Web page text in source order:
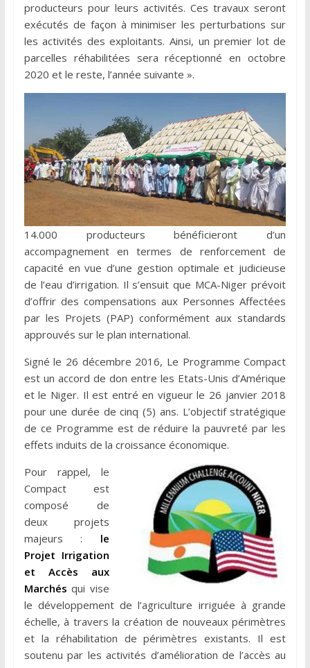
producteurs pour leurs activités. Ces travaux seront
exécutés de façon à minimiser les perturbations sur
les activités des exploitants. Ainsi, un premier lot de
parcelles réhabilitées sera réceptionné en octobre
2020 et le reste, l’année suivante ».
14.000 producteurs bénéficieront d’un
accompagnement en termes de renforcement de
capacité en vue d’une gestion optimale et judicieuse
de l’eau d’irrigation. Il s’ensuit que MCA-Niger prévoit
d’offrir des compensations aux Personnes Affectées
par les Projets (PAP) conformément aux standards
approuvés sur le plan international.
Signé le 26 décembre 2016, Le Programme Compact
est un accord de don entre les Etats-Unis d’Amérique
et le Niger. Il est entré en vigueur le 26 janvier 2018
pour une durée de cinq (5) ans. L’objectif stratégique
de ce Programme est de réduire la pauvreté par les
effets induits de la croissance économique.
Pour rappel, le
Compact est
composé de
deux projets
majeurs : le
Projet Irrigation
et Accès aux
Marchésqui vise
le développement de l’agriculture irriguée à grande
échelle, à travers la création de nouveaux périmètres
et la réhabilitation de périmètres existants. Il est
soutenu par les activités d’amélioration de l’accès au